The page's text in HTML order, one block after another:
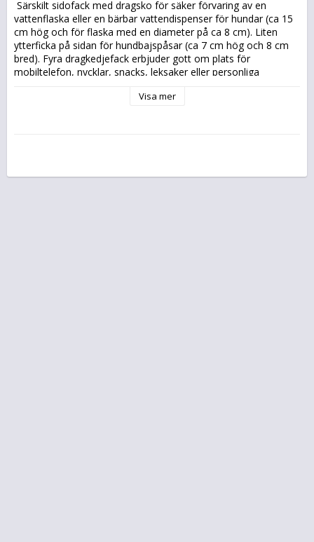
vattenflaska eller en bärbar vattendispenser för hundar (ca 15
cm hög och för flaska med en diameter på ca 8 cm). Liten
ytterficka på sidan för hundbajspåsar (ca 7 cm hög och 8 cm
bred). Fyra dragkedjefack erbjuder gott om plats för
mobiltelefon, nycklar, snacks, leksaker eller personliga
integrerat insticksfack (ca 16 cm × 13 cm) Mittre dragkedjefack
Visa mer